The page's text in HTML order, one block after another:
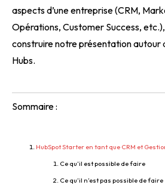
aspects d’une entreprise (CRM,
Opérations, Customer Success,
construire notre présentation autour
Hubs.
Sommaire :
HubSpot Starter en tant que CRM et
Ce qu’il est possible de faire
Ce qu’il n’est pas possible de faire